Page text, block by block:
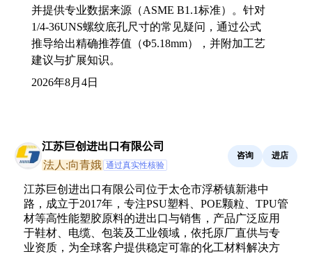
并提供专业数据来源（ASME B1.1标准）。针对
1/4-36UNS螺纹底孔尺寸的常见疑问，通过公式
推导给出精确推荐值（Φ5.18mm），并附加工艺
建议与扩展知识。
2026年8月4日
江苏巨创进出口有限公司
法人:向青娥 通过真实性核验
咨询 进店
江苏巨创进出口有限公司位于太仓市浮桥镇新港中
路，成立于2017年，专注PSU塑料、POE颗粒、TPU管
材等高性能塑胶原料的进出口与销售，产品广泛应用
于鞋材、电缆、包装及工业领域，依托原厂直供与专
业资质，为全球客户提供稳定可靠的化工材料解决方